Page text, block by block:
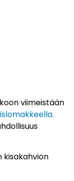
viimeistään
kisakahvion